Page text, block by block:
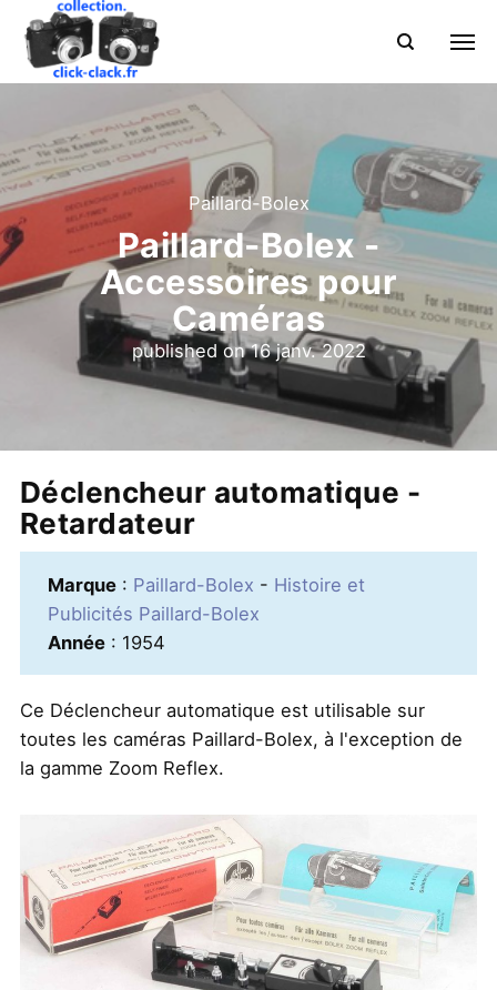
Paillard-Bolex
Paillard-Bolex -
Accessoires pour
Caméras
published on16 janv. 2022
Déclencheur automatique -
Retardateur
Marque: Paillard-Bolex - Histoire et
Publicités Paillard-Bolex
Année: 1954
Ce Déclencheur automatique est utilisable sur
toutes les caméras Paillard-Bolex, à l'exception de
la gamme Zoom Reflex.